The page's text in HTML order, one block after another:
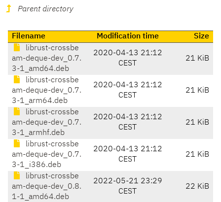
Parent directory
Filename Modification time
Size
librust-crossbe
am-deque-dev_0.7.
3-1_amd64.deb
2020-04-13 21:12
CEST
21 KiB
librust-crossbe
am-deque-dev_0.7.
3-1_arm64.deb
2020-04-13 21:12
CEST
21 KiB
librust-crossbe
am-deque-dev_0.7.
3-1_armhf.deb
2020-04-13 21:12
CEST
21 KiB
librust-crossbe
am-deque-dev_0.7.
3-1_i386.deb
2020-04-13 21:12
CEST
21 KiB
librust-crossbe
am-deque-dev_0.8.
1-1_amd64.deb
2022-05-21 23:29
CEST
22 KiB